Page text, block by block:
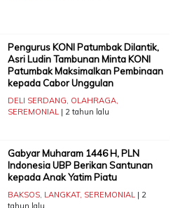
Pengurus KONI Patumbak Dilantik,
Asri Ludin Tambunan Minta KONI
Patumbak Maksimalkan Pembinaan
kepada Cabor Unggulan
DELI SERDANG, OLAHRAGA,
SEREMONIAL| 2 tahun lalu
Gabyar Muharam 1446 H, PLN
Indonesia UBP Berikan Santunan
kepada Anak Yatim Piatu
BAKSOS, LANGKAT, SEREMONIAL| 2
tahun lalu